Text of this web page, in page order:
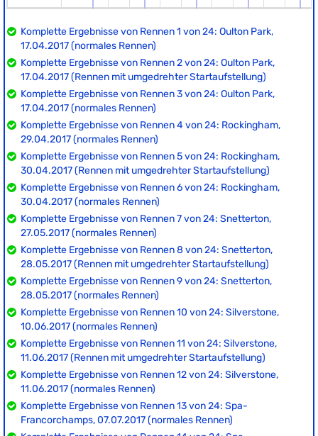
Komplette Ergebnisse von Rennen 1 von 24: Oulton Park,
17.04.2017 (normales Rennen)
Komplette Ergebnisse von Rennen 2 von 24: Oulton Park,
17.04.2017 (Rennen mit umgedrehter Startaufstellung)
Komplette Ergebnisse von Rennen 3 von 24: Oulton Park,
17.04.2017 (normales Rennen)
Komplette Ergebnisse von Rennen 4 von 24: Rockingham,
29.04.2017 (normales Rennen)
Komplette Ergebnisse von Rennen 5 von 24: Rockingham,
30.04.2017 (Rennen mit umgedrehter Startaufstellung)
Komplette Ergebnisse von Rennen 6 von 24: Rockingham,
30.04.2017 (normales Rennen)
Komplette Ergebnisse von Rennen 7 von 24: Snetterton,
27.05.2017 (normales Rennen)
Komplette Ergebnisse von Rennen 8 von 24: Snetterton,
28.05.2017 (Rennen mit umgedrehter Startaufstellung)
Komplette Ergebnisse von Rennen 9 von 24: Snetterton,
28.05.2017 (normales Rennen)
Komplette Ergebnisse von Rennen 10 von 24: Silverstone,
10.06.2017 (normales Rennen)
Komplette Ergebnisse von Rennen 11 von 24: Silverstone,
11.06.2017 (Rennen mit umgedrehter Startaufstellung)
Komplette Ergebnisse von Rennen 12 von 24: Silverstone,
11.06.2017 (normales Rennen)
Komplette Ergebnisse von Rennen 13 von 24: Spa-
Francorchamps, 07.07.2017 (normales Rennen)